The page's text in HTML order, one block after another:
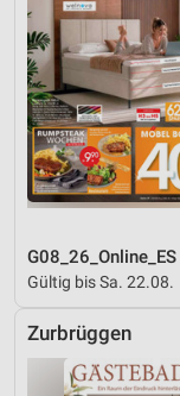
G08_26_Online_ES
Gültig bis Sa. 22.08.
Zurbrüggen